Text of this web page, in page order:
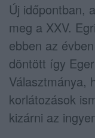
Új időpontban,
meg a XXV.
ebben az
döntött így
Választmánya,
korlátozások
kizárni az